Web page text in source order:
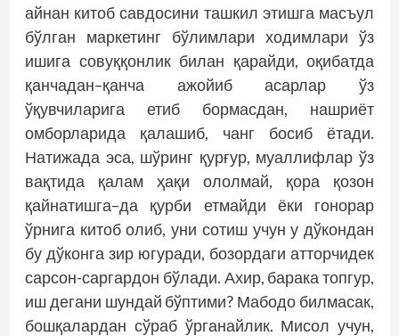
айнан китоб савдосини ташкил этишга масъул
бўлган маркетинг бўлимлари ходимлари ўз
ишига совуққонлик билан қарайди, оқибатда
қанчадан–қанча ажойиб асарлар ўз
ўқувчиларига етиб бормасдан, нашриёт
омборларида қалашиб, чанг босиб ётади.
Натижада эса, шўринг қурғур, муаллифлар ўз
вақтида қалам ҳақи ололмай, қора қозон
қайнатишга–да қурби етмайди ёки гонорар
ўрнига китоб олиб, уни сотиш учун у дўкондан
бу дўконга зир югуради, бозордаги атторчидек
сарсон-саргардон бўлади. Ахир, барака топгур,
иш дегани шундай бўптими? Мабодо билмасак,
бошқалардан сўраб ўрганайлик. Мисол учун,